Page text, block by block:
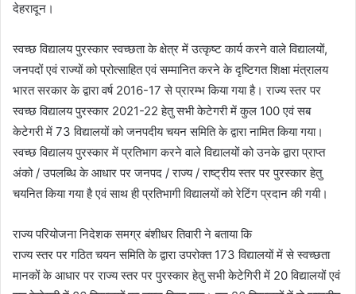
देहरादून।
स्वच्छ विद्यालय पुरस्कार स्वच्छता के क्षेत्र में उत्कृष्ट कार्य करने वाले विद्यालयों,
जनपदों एवं राज्यों को प्रोत्साहित एवं सम्मानित करने के दृष्टिगत शिक्षा मंत्रालय
भारत सरकार के द्वारा वर्ष 2016-17 से प्रारम्भ किया गया है। राज्य स्तर पर
स्वच्छ विद्यालय पुरस्कार 2021-22 हेतु सभी केटेगरी में कुल 100 एवं सब
केटेगरी में 73 विद्यालयों को जनपदीय चयन समिति के द्वारा नामित किया गया।
स्वच्छ विद्यालय पुरस्कार में प्रतिभाग करने वाले विद्यालयों को उनके द्वारा प्राप्त
अंको / उपलब्धि के आधार पर जनपद / राज्य / राष्ट्रीय स्तर पर पुरस्कार हेतु
चयनित किया गया है एवं साथ ही प्रतिभागी विद्यालयों को रेटिंग प्रदान की गयी।
राज्य परियोजना निदेशक समग्र बंशीधर तिवारी ने बताया कि
राज्य स्तर पर गठित चयन समिति के द्वारा उपरोक्त 173 विद्यालयों में से स्वच्छता
मानकों के आधार पर राज्य स्तर पर पुरस्कार हेतु सभी केटेगिरी में 20 विद्यालयों एवं